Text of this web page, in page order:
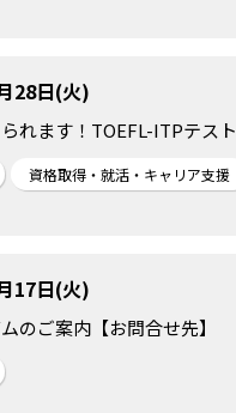
28日(火)
れます！TOEFL-ITPテスト
資格取得・就活・キャリア支援
17日(火)
のご案内【お問合せ先】